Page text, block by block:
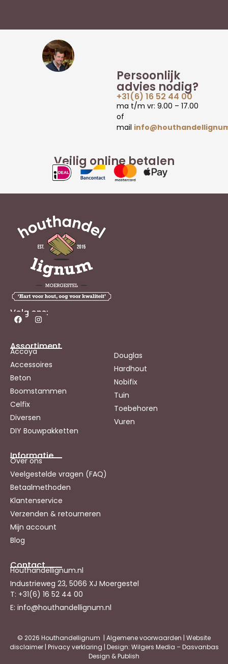
Veilig online betalen
Persoonlijk
advies nodig?
+31(6) 16 52 44 00
ma t/m vr: 9.00 – 17.00
of
mail
Volg ons:
Assortiment
Accoya
Accessoires
Beton
Boomstammen
Celfix
Diversen
DIY Bouwpakketten
Douglas
Hardhout
Nobifix
Tuin
Toebehoren
Vuren
Informatie
Over ons
Veelgestelde vragen (FAQ)
Betaalmethoden
Klantenservice
Verzenden & retourneren
Mijn account
Blog
Contact
Houthandellignum.nl
Industrieweg 23, 5066 XJ Moergestel
T: +31(6) 16 52 44 00
E: info@houthandellignum.nl
© 2026 Houthandellignum | Algemene voorwaarden | Website
disclaimer| Privacy verklaring | Design: Wilgers Media – Dasvanbas
Design & Publish